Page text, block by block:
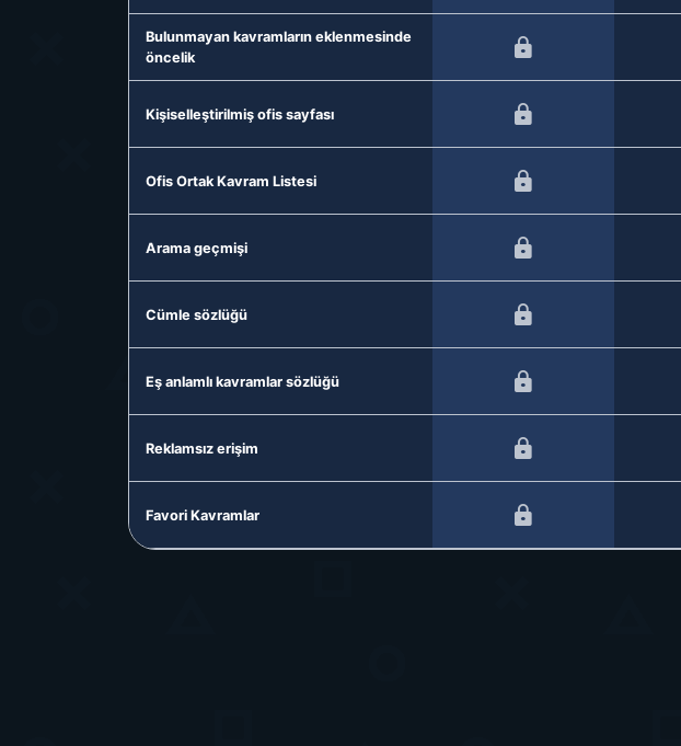
Bulunmayan kavramların eklenmesinde
öncelik
Kişiselleştirilmiş ofis sayfası
Ofis Ortak Kavram Listesi
Arama geçmişi
Cümle sözlüğü
Eş anlamlı kavramlar sözlüğü
Reklamsız erişim
Favori Kavramlar